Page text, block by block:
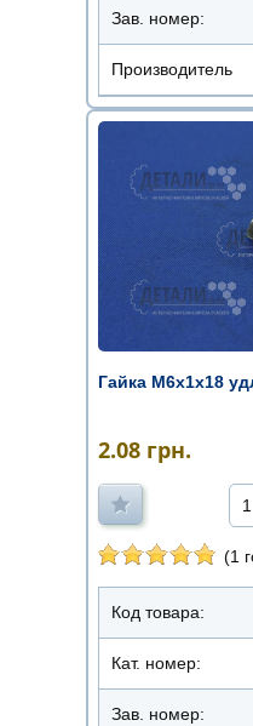
Зав. номер:
Производитель
Гайка М6х1х18
2.08 грн.
1
(1
Код товара:
Кат. номер:
Зав. номер: